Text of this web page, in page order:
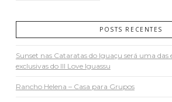
POSTS RECENTES
Sunset nas Cataratas do Iguaçu será uma das
exclusivas do III Love Iguassu
Rancho Helena – Casa para Grupos